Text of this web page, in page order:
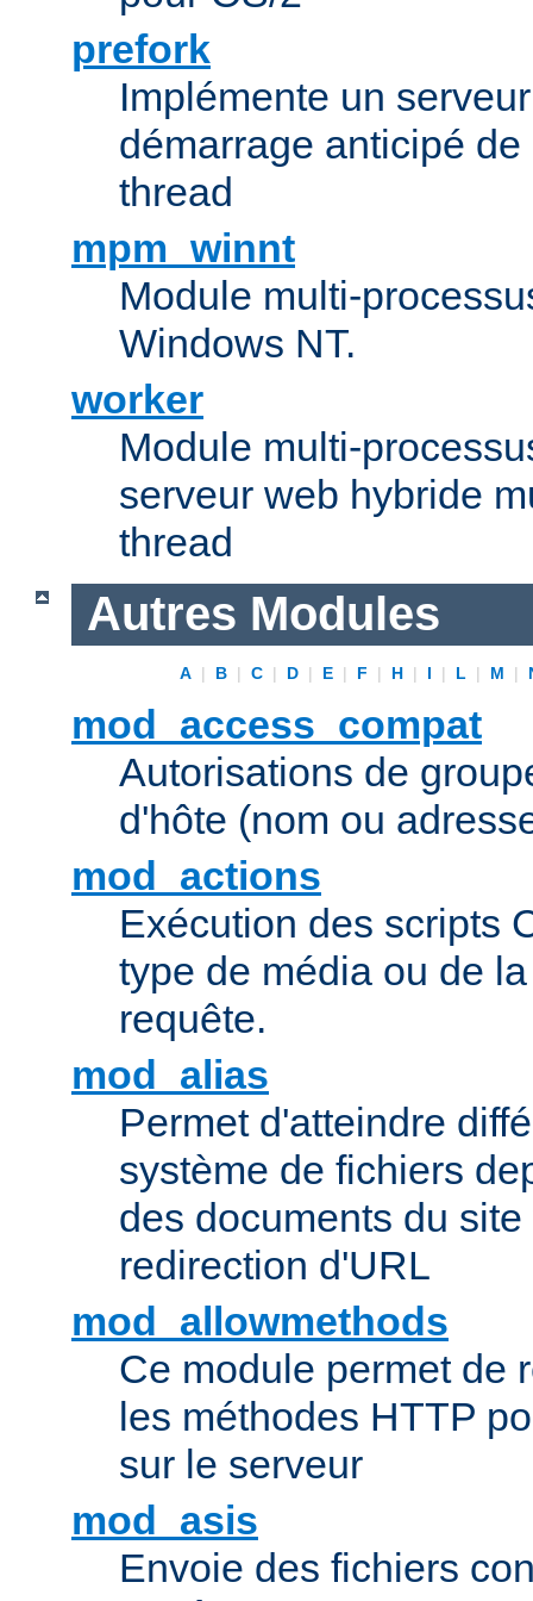
prefork
Implémente un
démarrage anticipé
thread
mpm_winnt
Module multi-
Windows NT.
worker
Module multi-
serveur web hybride
thread
Autres Modules
A | B | C | D | E | F | H | I | L | M |
mod_access_compat
Autorisations de
d'hôte (nom ou
mod_actions
Exécution des scripts
type de média ou de
requête.
mod_alias
Permet d'atteindre
système de fichiers
des documents du
redirection d'URL
mod_allowmethods
Ce module permet de
les méthodes HTTP
sur le serveur
mod_asis
Envoie des fichiers